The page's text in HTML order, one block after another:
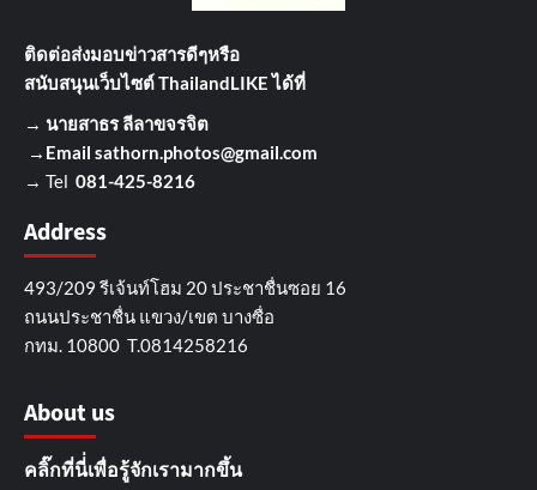
ติดต่อส่งมอบข่าวสารดีๆหรือ
สนับสนุนเว็บไซต์ ThailandLIKE ได้ที่
→ นายสาธร ลีลาขจรจิต
→Email sathorn.photos@gmail.com
→ Tel 081-425-8216
Address
493/209 รีเจ้นท์โฮม 20 ประชาชื่นซอย 16
ถนนประชาชื่น แขวง/เขต บางซื่อ
กทม. 10800 T.0814258216
About us
คลิ๊กที่นี่่เพื่อรู้จักเรามากขึ้น